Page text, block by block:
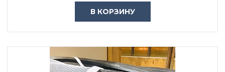
В КОРЗИНУ